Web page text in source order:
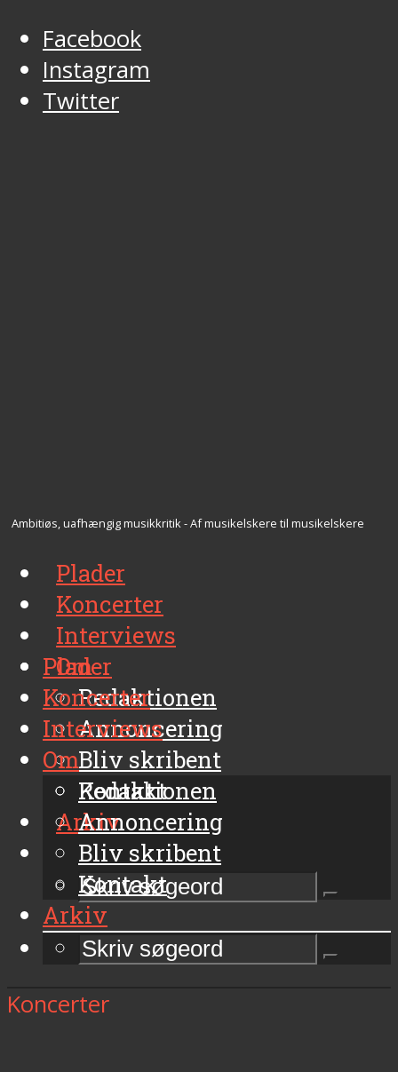
Facebook
Instagram
Twitter
Ambitiøs, uafhængig musikkritik - Af musikelskere til musikelskere
Plader
Koncerter
Interviews
Om
Redaktionen
Annoncering
Bliv skribent
Kontakt
Arkiv
Plader
Koncerter
Interviews
Om
Redaktionen
Annoncering
Bliv skribent
Kontakt
Arkiv
Koncerter